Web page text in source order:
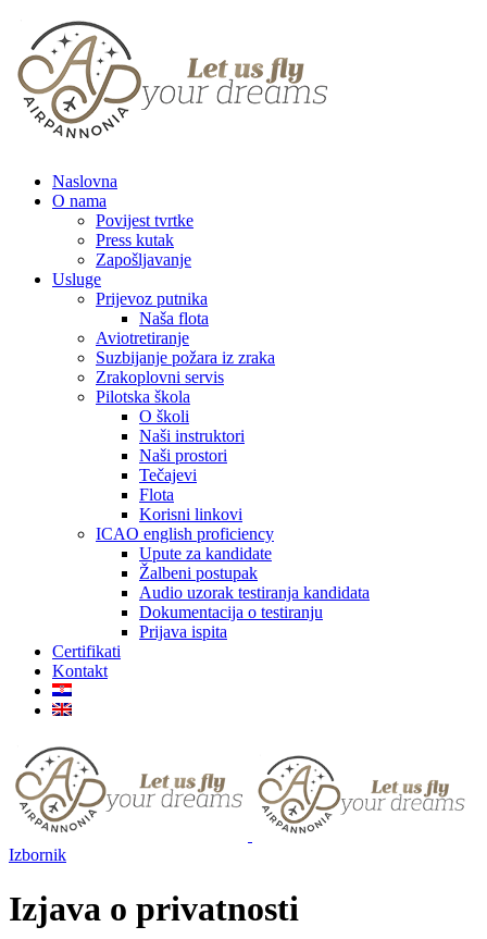
Naslovna
O nama
Povijest tvrtke
Press kutak
Zapošljavanje
Usluge
Prijevoz putnika
Naša flota
Aviotretiranje
Suzbijanje požara iz zraka
Zrakoplovni servis
Pilotska škola
O školi
Naši instruktori
Naši prostori
Tečajevi
Flota
Korisni linkovi
ICAO english proficiency
Upute za kandidate
Žalbeni postupak
Audio uzorak testiranja kandidata
Dokumentacija o testiranju
Prijava ispita
Certifikati
Kontakt
Izbornik
Izjava o privatnosti